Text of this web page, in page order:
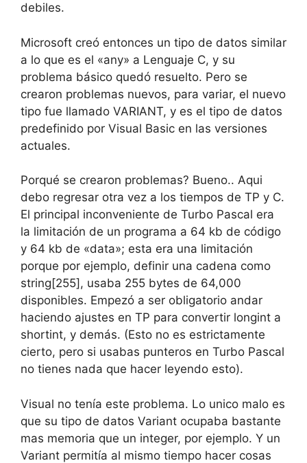
debiles.
Microsoft creó entonces un tipo de datos similar
a lo que es el «any» a Lenguaje C, y su
problema básico quedó resuelto. Pero se
crearon problemas nuevos, para variar, el nuevo
tipo fue llamado VARIANT, y es el tipo de datos
predefinido por Visual Basic en las versiones
actuales.
Porqué se crearon problemas? Bueno.. Aqui
debo regresar otra vez a los tiempos de TP y C.
El principal inconveniente de Turbo Pascal era
la limitación de un programa a 64 kb de código
y 64 kb de «data»; esta era una limitación
porque por ejemplo, definir una cadena como
string[255], usaba 255 bytes de 64,000
disponibles. Empezó a ser obligatorio andar
haciendo ajustes en TP para convertir longint a
shortint, y demás. (Esto no es estrictamente
cierto, pero si usabas punteros en Turbo Pascal
no tienes nada que hacer leyendo esto).
Visual no tenía este problema. Lo unico malo es
que su tipo de datos Variant ocupaba bastante
mas memoria que un integer, por ejemplo. Y un
Variant permitía al mismo tiempo hacer cosas